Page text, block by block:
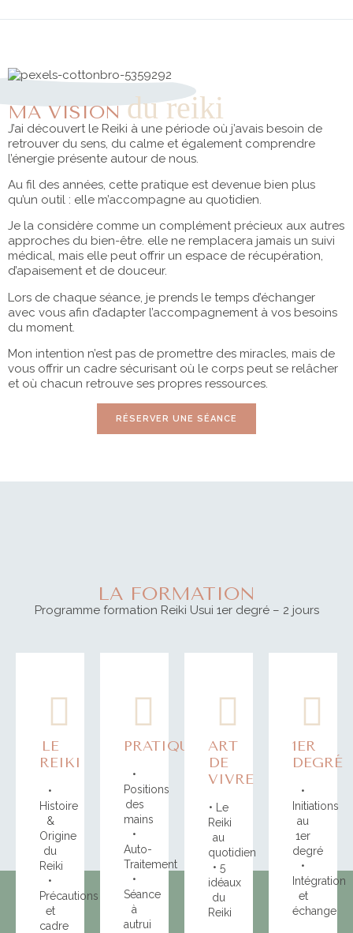
MA VISIONdu reiki
J’ai découvert le Reiki à une période où j’avais besoin de
retrouver du sens, du calme et également comprendre
l’énergie présente autour de nous.
Au fil des années, cette pratique est devenue bien plus
qu’un outil : elle m’accompagne au quotidien.
Je la considère comme un complément précieux aux autres
approches du bien-être. elle ne remplacera jamais un suivi
médical, mais elle peut offrir un espace de récupération,
d’apaisement et de douceur.
Lors de chaque séance, je prends le temps d’échanger
avec vous afin d’adapter l’accompagnement à vos besoins
du moment.
Mon intention n’est pas de promettre des miracles, mais de
vous offrir un cadre sécurisant où le corps peut se relâcher
et où chacun retrouve ses propres ressources.
RÉSERVER UNE SÉANCE
LA FORMATION
Programme formation Reiki Usui 1er degré – 2 jours
LE
REIKI
•
Histoire
&
Origine
du
Reiki
•
Précautions
et
cadre
PRATIQUE
•
Positions
des
mains
•
Auto-
Traitement
•
Séance
à
autrui
ART
DE
VIVRE
• Le
Reiki
au
quotidien
• 5
idéaux
du
Reiki
1ER
DEGRÉ
•
Initiations
au
1er
degré
•
Intégration
et
échange